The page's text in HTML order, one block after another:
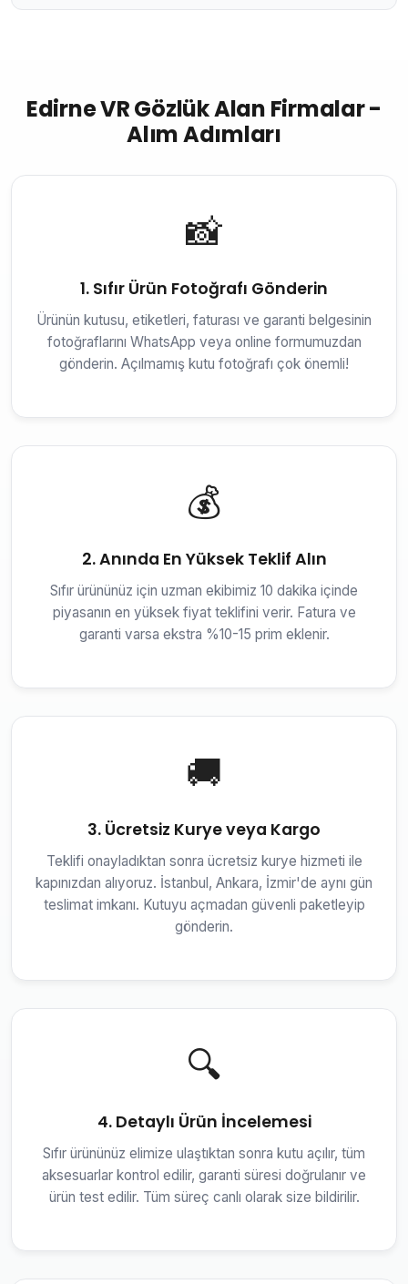
Edirne VR Gözlük Alan Firmalar -
Alım Adımları
📸
1. Sıfır Ürün Fotoğrafı Gönderin
Ürünün kutusu, etiketleri, faturası ve garanti belgesinin
fotoğraflarını WhatsApp veya online formumuzdan
gönderin. Açılmamış kutu fotoğrafı çok önemli!
💰
2. Anında En Yüksek Teklif Alın
Sıfır ürününüz için uzman ekibimiz 10 dakika içinde
piyasanın en yüksek fiyat teklifini verir. Fatura ve
garanti varsa ekstra %10-15 prim eklenir.
🚚
3. Ücretsiz Kurye veya Kargo
Teklifi onayladıktan sonra ücretsiz kurye hizmeti ile
kapınızdan alıyoruz. İstanbul, Ankara, İzmir'de aynı gün
teslimat imkanı. Kutuyu açmadan güvenli paketleyip
gönderin.
🔍
4. Detaylı Ürün İncelemesi
Sıfır ürününüz elimize ulaştıktan sonra kutu açılır, tüm
aksesuarlar kontrol edilir, garanti süresi doğrulanır ve
ürün test edilir. Tüm süreç canlı olarak size bildirilir.